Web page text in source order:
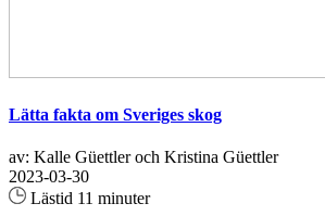
Lätta fakta om Sveriges skog
av: Kalle Güettler och Kristina Güettler
2023-03-30
Lästid 11 minuter